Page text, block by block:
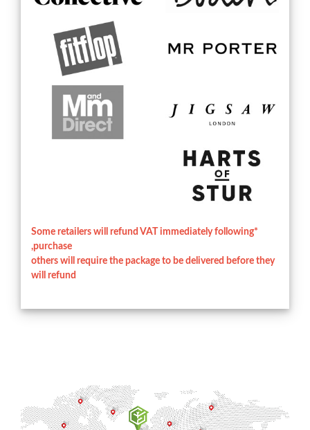
*Some retailers will refund VAT immediately following
purchase,
others will require the package to be delivered before they
will refund